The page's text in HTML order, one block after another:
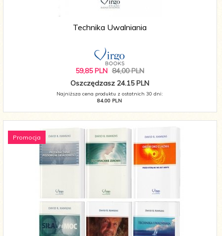
Technika Uwalniania
59,85 PLN 84,00 PLN
Oszczędzasz 24.15 PLN
Najniższa cena produktu z ostatnich 30 dni:
84.00 PLN
Promocja